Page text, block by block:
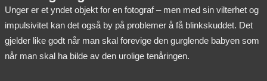
Unger er et yndet objekt for en fotograf – men med sin vilterhet og
impulsivitet kan det også by på problemer å få blinkskuddet. Det
gjelder like godt når man skal forevige den gurglende babyen som
når man skal ha bilde av den urolige tenåringen.